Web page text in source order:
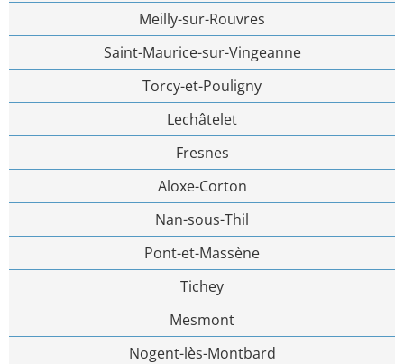
Meilly-sur-Rouvres
Saint-Maurice-sur-Vingeanne
Torcy-et-Pouligny
Lechâtelet
Fresnes
Aloxe-Corton
Nan-sous-Thil
Pont-et-Massène
Tichey
Mesmont
Nogent-lès-Montbard